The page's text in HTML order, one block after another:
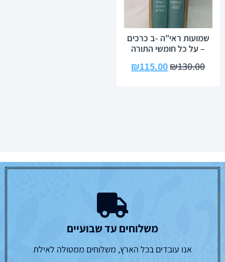
שמועות ראי"ה -ב כרכים
– על כל חומשי התורה
₪130.00
₪115.00
משלוחים עד שבועיים
אנו עובדים בכל הארץ, משלוחים ממטולה לאילת